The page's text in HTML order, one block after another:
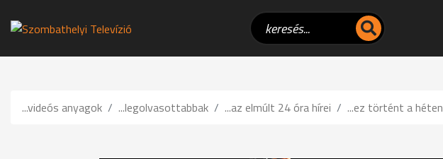
...videós anyagok ...legolvasottabbak ...az elmúlt 24 óra hírei ...ez történt a héten